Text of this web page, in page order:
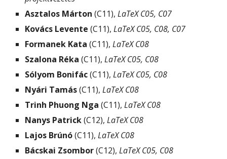
Asztalos Márton (C11), LaTeX C05, C07
Kovács Levente (C11), LaTeX C05, C08, C07
Formanek Kata (C11), LaTeX C08
Szalona Réka (C11), LaTeX C05, C08
Sólyom Bonifác (C11), LaTeX C05, C08
Nyári Tamás (C11), LaTeX C08
Trinh Phuong Nga (C11), LaTeX C08
Nanys Patrick (C12), LaTeX C08
Lajos Brúnó (C11), LaTeX C08
Bácskai Zsombor (C12), LaTeX C05, C08